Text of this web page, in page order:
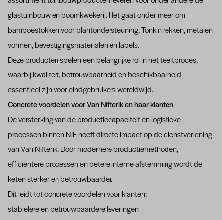
glastuinbouw en boomkwekerij. Het gaat onder meer om
bamboestokken voor plantondersteuning, Tonkin rekken, metalen
vormen, bevestigingsmaterialen en labels.
Deze producten spelen een belangrijke rol in het teeltproces,
waarbij kwaliteit, betrouwbaarheid en beschikbaarheid
essentieel zijn voor eindgebruikers wereldwijd.
Concrete voordelen voor Van Nifterik en haar klanten
De versterking van de productiecapaciteit en logistieke
processen binnen NIF heeft directe impact op de dienstverlening
van Van Nifterik. Door modernere productiemethoden,
efficiëntere processen en betere interne afstemming wordt de
keten sterker en betrouwbaarder.
Dit leidt tot concrete voordelen voor klanten:
stabielere en betrouwbaardere leveringen